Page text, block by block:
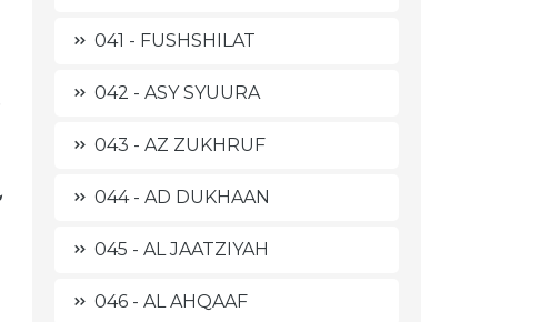
041 - FUSHSHILAT
042 - ASY SYUURA
043 - AZ ZUKHRUF
044 - AD DUKHAAN
045 - AL JAATZIYAH
046 - AL AHQAAF